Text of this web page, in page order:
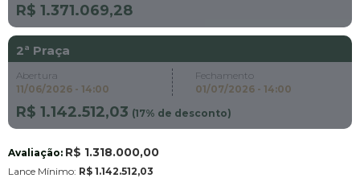
R$ 1.371.069,28
2ª Praça
Abertura
11/06/2026 - 14:00
Fechamento
01/07/2026 - 14:00
R$ 1.142.512,03 (17% de desconto)
Avaliação: R$ 1.318.000,00
Lance Mínimo: R$ 1.142.512,03